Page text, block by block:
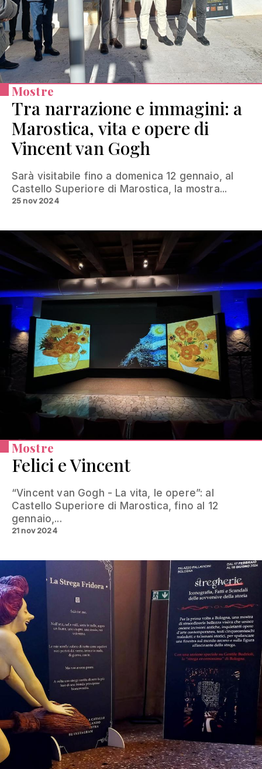
Mostre
Tra narrazione e immagini: a
Marostica, vita e opere di
Vincent van Gogh
Sarà visitabile fino a domenica 12 gennaio, al
Castello Superiore di Marostica, la mostra...
25 nov 2024
Mostre
Felici e Vincent
“Vincent van Gogh - La vita, le opere”: al
Castello Superiore di Marostica, fino al 12
gennaio,...
21 nov 2024